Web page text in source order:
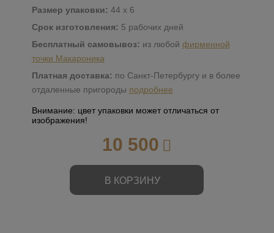
Размер упаковки: 44 х 6
Срок изготовления: 5 рабочих дней
Бесплатный самовывоз: из любой фирменной
точки Макароника
Платная доставка: по Санкт-Петербургу и в более
отдаленные пригороды подробнее
Внимание: цвет упаковки может отличаться от
изображения!
10 500
В КОРЗИНУ